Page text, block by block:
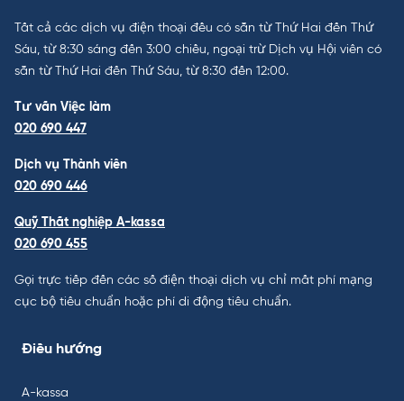
Tất cả các dịch vụ điện thoại đều có sẵn từ Thứ Hai đến Thứ
Sáu, từ 8:30 sáng đến 3:00 chiều, ngoại trừ Dịch vụ Hội viên có
sẵn từ Thứ Hai đến Thứ Sáu, từ 8:30 đến 12:00.
Tư vấn Việc làm
020 690 447
Dịch vụ Thành viên
020 690 446
Quỹ Thất nghiệp A-kassa
020 690 455
Gọi trực tiếp đến các số điện thoại dịch vụ chỉ mất phí mạng
cục bộ tiêu chuẩn hoặc phí di động tiêu chuẩn.
Điều hướng
A-kassa